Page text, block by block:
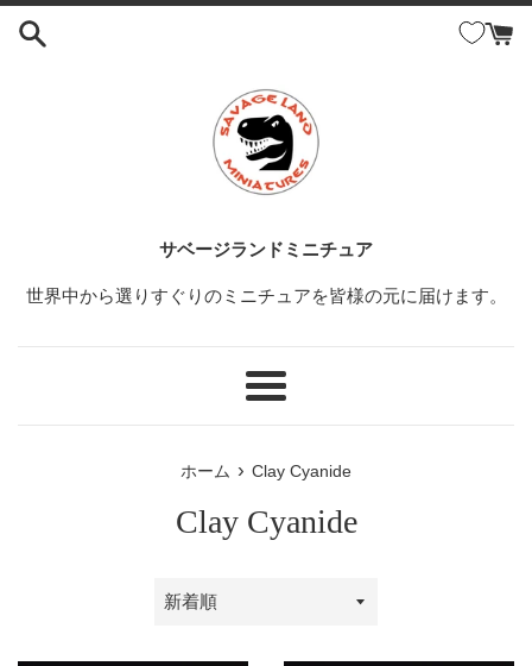
コ
サベージランドミニチュア
世界中から選りすぐりのミニチュアを皆様の元に届けます。
メ
ー
ホーム › Clay Cyanide
Clay Cyanide
並